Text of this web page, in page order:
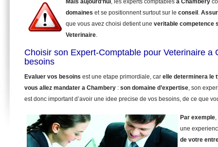
Mais aujourd’hui, les experts comptables a Chambery
domaines et se positionnent surtout sur le conseil .
que vous avez choisi detient une veritable competence
Veterinaire.
Choisir son Expert-Comptable pour Veterinaire a
besoins
Evaluer vos besoins est une etape primordiale, car elle determinera le
vous allez mandater a Chambery : son domaine d’expertise, son
est donc important d’avoir une idee precise de vos besoins, de ce que
Par exemple
une
de votre